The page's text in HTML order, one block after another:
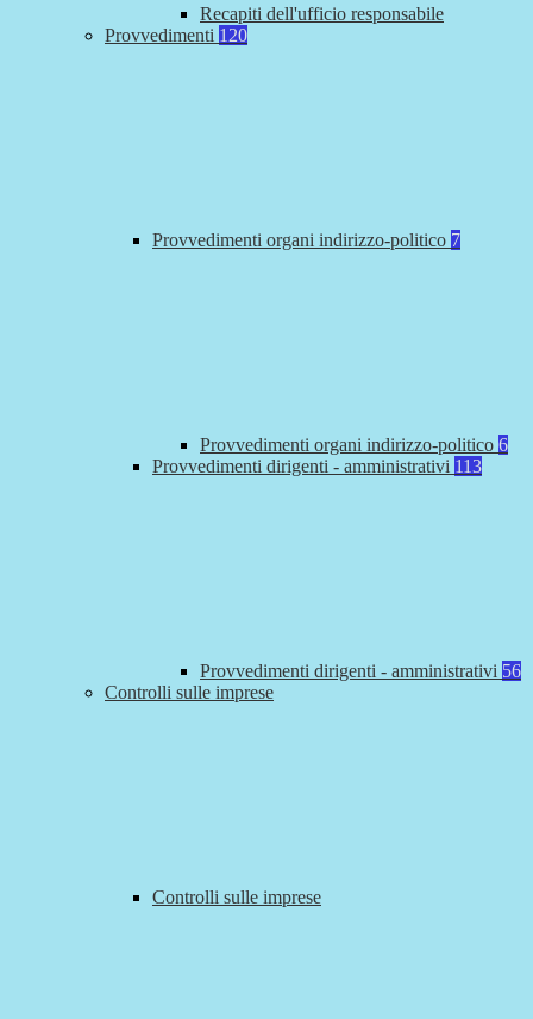
Recapiti dell'ufficio responsabile
Provvedimenti 120
Provvedimenti organi indirizzo-politico 7
Provvedimenti organi indirizzo-politico 6
Provvedimenti dirigenti - amministrativi 113
Provvedimenti dirigenti - amministrativi 56
Controlli sulle imprese
Controlli sulle imprese